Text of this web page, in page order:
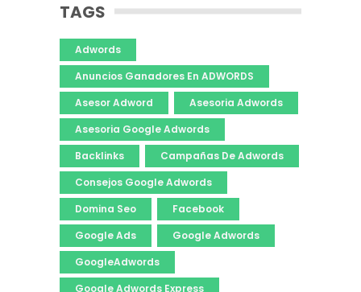
TAGS
Adwords
Anuncios Ganadores En ADWORDS
Asesor Adword
Asesoria Adwords
Asesoria Google Adwords
Backlinks
Campañas De Adwords
Consejos Google Adwords
Domina Seo
Facebook
Google Ads
Google Adwords
GoogleAdwords
Google Adwords Express